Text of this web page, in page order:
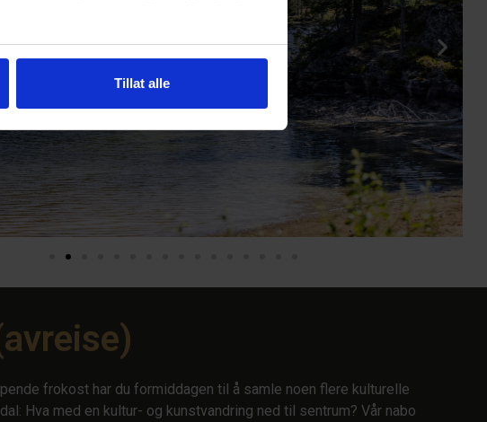
Tillat alle
frokost har du formiddagen til å samle noen flere kulturelle
Hva med en kultur- og kunstvandring ned til sentrum? Vår nabo